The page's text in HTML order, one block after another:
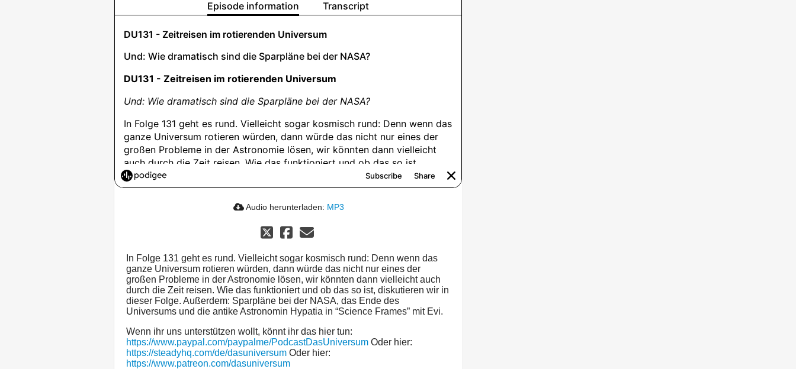
Audio herunterladen: MP3
In Folge 131 geht es rund. Vielleicht sogar kosmisch rund: Denn wenn das
ganze Universum rotieren würden, dann würde das nicht nur eines der
großen Probleme in der Astronomie lösen, wir könnten dann vielleicht auch
durch die Zeit reisen. Wie das funktioniert und ob das so ist, diskutieren wir in
dieser Folge. Außerdem: Sparpläne bei der NASA, das Ende des
Universums und die antike Astronomin Hypatia in “Science Frames” mit Evi.
Wenn ihr uns unterstützen wollt, könnt ihr das hier tun:
https://www.paypal.com/paypalme/PodcastDasUniversum Oder hier:
https://steadyhq.com/de/dasuniversum Oder hier:
https://www.patreon.com/dasuniversum